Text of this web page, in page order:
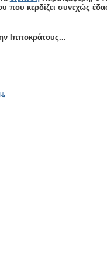
που κερδίζει συνεχώς
Ιπποκράτους...